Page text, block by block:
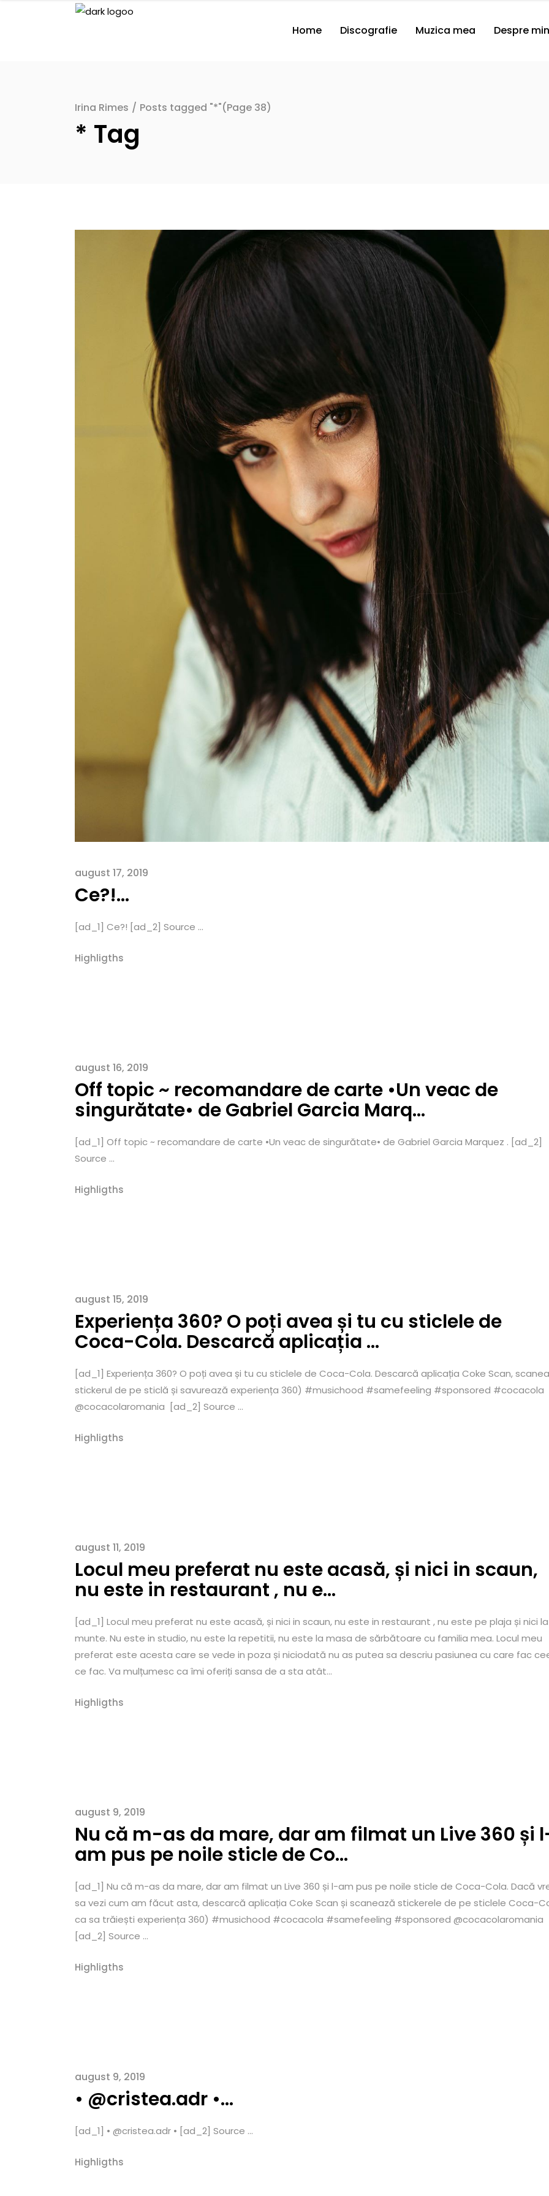
Home Discografie Muzica mea Despre
Irina Rimes / Posts tagged "*"(Page 38)
* Tag
august 17, 2019
Ce?!…
[ad_1] Ce?! [ad_2] Source ...
Highligths
august 16, 2019
Off topic ~ recomandare de carte •Un veac de
singurătate• de Gabriel Garcia Marq…
[ad_1] Off topic ~ recomandare de carte •Un veac de singurătate• de Gabriel Garcia Marquez . [ad_2]
Source ...
Highligths
august 15, 2019
Experiența 360? O poți avea și tu cu sticlele de
Coca-Cola. Descarcă aplicația …
[ad_1] Experiența 360? O poți avea și tu cu sticlele de Coca-Cola. Descarcă aplicația Coke Scan,
stickerul de pe sticlă și savurează experiența 360) #musichood #samefeeling #sponsored #cocacola
@cocacolaromania [ad_2] Source ...
Highligths
august 11, 2019
Locul meu preferat nu este acasă, și nici in scaun,
nu este in restaurant , nu e…
[ad_1] Locul meu preferat nu este acasă, și nici in scaun, nu este in restaurant , nu este pe plaja și nici la
munte. Nu este in studio, nu este la repetitii, nu este la masa de sărbătoare cu familia mea. Locul meu
preferat este acesta care se vede in poza și niciodată nu as putea sa descriu pasiunea cu care fac
ce fac. Va mulțumesc ca îmi oferiți sansa de a sta atât...
Highligths
august 9, 2019
Nu că m-as da mare, dar am filmat un Live 360 și
am pus pe noile sticle de Co…
[ad_1] Nu că m-as da mare, dar am filmat un Live 360 și l-am pus pe noile sticle de Coca-Cola. Dacă
sa vezi cum am făcut asta, descarcă aplicația Coke Scan și scanează stickerele de pe sticlele Coca-
ca sa trăiești experiența 360) #musichood #cocacola #samefeeling #sponsored @cocacolaromania
[ad_2] Source ...
Highligths
august 9, 2019
• @cristea.adr •…
[ad_1] • @cristea.adr • [ad_2] Source ...
Highligths